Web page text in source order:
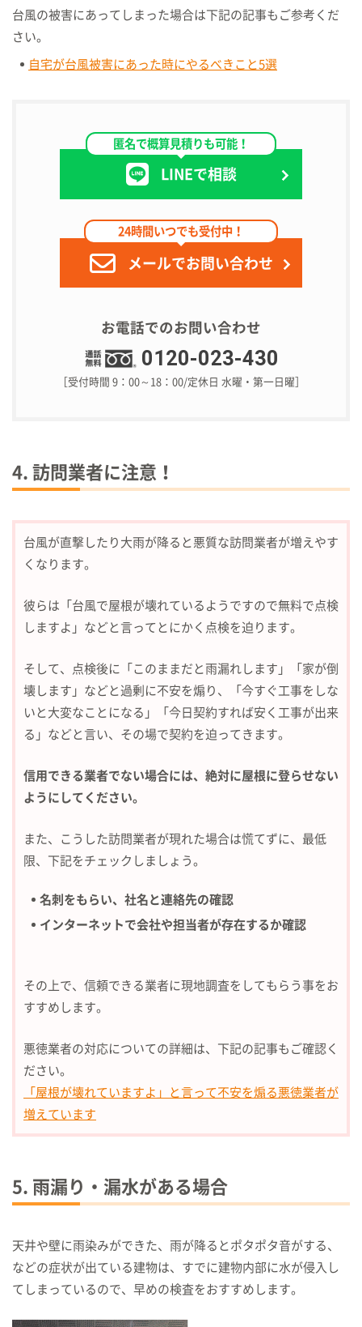
台風の被害にあってしまった場合は下記の記事もご参考くだ
さい。
自宅が台風被害にあった時にやるべきこと5選
匿名で概算見積りも可能！
LINEで相談
24時間いつでも受付中！
メールでお問い合わせ
お電話でのお問い合わせ
0120-023-430
［受付時間 9：00～18：00/定休日 水曜・第一日曜］
4. 訪問業者に注意！
台風が直撃したり大雨が降ると悪質な訪問業者が増えやす
くなります。
彼らは「台風で屋根が壊れているようですので無料で点検
しますよ」 などと言ってとにかく点検を迫ります。
そして、点検後に「このままだと雨漏れします」「家が倒
壊します」などと 過剰に不安を煽り、「今すぐ工事をしな
いと大変なことになる」
「今日契約すれば安く工事が出来
る」などと言い、その場で契約を迫ってきます。
信用できる業者でない場合には、絶対に屋根に登らせない
ようにしてください。
また、こうした訪問業者が現れた場合は慌てずに、 最低
限、下記をチェックしましょう。
名刺をもらい、社名と連絡先の確認
インターネットで会社や担当者が存在するか確認
その上で、信頼できる業者に現地調査をしてもらう事をお
すすめします。
悪徳業者の対応についての詳細は、下記の記事もご確認く
ださい。
「屋根が壊れていますよ」と言って不安を煽る悪徳業者が
増えています
5. 雨漏り・漏水がある場合
天井や壁に雨染みができた、雨が降るとポタポタ音がする、
などの症状が出ている建物は、 すでに建物内部に水が侵入し
てしまっているので、早めの検査をおすすめします。